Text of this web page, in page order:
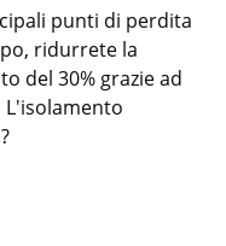
punti di perdita
ridurrete la
del 30% grazie ad